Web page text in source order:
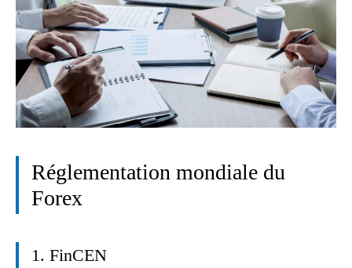
Réglementation mondiale du
Forex
1. FinCEN